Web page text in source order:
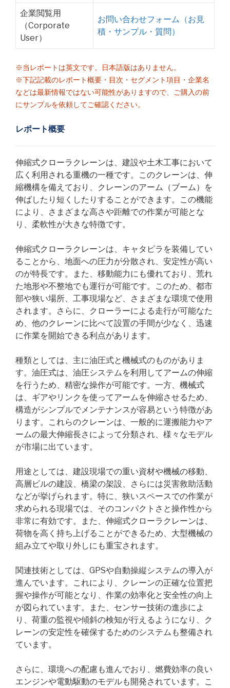
企業閲覧用
（Corporate
User）
お問い合わせフォーム（お見
積・サンプル・質問）
※当レポートは英文です。日本語版はありません。
※下記記載のレポート概要・目次・セグメント項目・企業名
などは最新情報ではない可能性がありますので、ご購入の前
にサンプルを依頼してご確認ください。
レポート概要
伸縮式クローラクレーンは、建設や土木工事において
広く利用される重機の一種です。このクレーンは、伸
縮機構を備えており、クレーンのアーム（ブーム）を
伸ばしたり短くしたりすることができます。この機能
により、さまざまな高さや距離での作業が可能とな
り、柔軟性が大きな特徴です。
伸縮式クローラクレーンは、キャタピラを装備してい
ることから、地面への圧力が分散され、安定性が高い
のが特長です。また、移動能力にも優れており、荒れ
た地形や不整地でも運行が可能です。このため、都市
部や狭い場所、工事現場など、さまざまな環境で使用
されます。さらに、クローラーによる走行が可能なた
め、他のクレーンに比べて設置の手間が少なく、迅速
に作業を開始できる利点があります。
種類としては、主に油圧式と機械式のものがありま
す。油圧式は、油圧システムを利用してアームの伸縮
を行うため、精密な操作が可能です。一方、機械式
は、ギアやリンクを使ってアームを伸縮させるため、
構造がシンプルでメンテナンスが容易という特徴があ
ります。これらのクレーンは、一般的に運搬能力やア
ームの最大伸縮長さによって分類され、様々なモデル
が市場に出ています。
用途としては、建設現場での重い資材や機械の移動、
高層ビルの建設、橋梁の架設、さらには災害救助活動
などが挙げられます。特に、狭いスペースでの作業が
求められる現場では、そのコンパクトさと操作性から
非常に有効です。また、伸縮式クローラクレーンは、
荷物を高く持ち上げることができるため、大型機械の
組み立てや取り外しにも重宝されます。
関連技術としては、GPSや自動操縦システムの導入が
進んでいます。これにより、クレーンの正確な位置把
握や操作が可能となり、作業の効率化と安全性の向上
が図られています。また、センサー技術の進歩によ
り、荷重の監視や傾斜の検知が行えるようになり、ク
レーンの安定性を確保するためのシステムも整備され
ています。
さらに、環境への配慮も進んでおり、燃費効率の良い
エンジンや電動駆動のモデルも開発されています。こ